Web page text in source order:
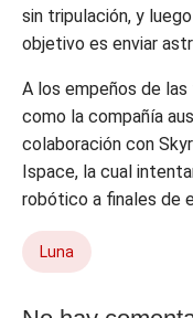
sin tripulación, y
objetivo es enviar
A los empeños de las
como la compañía
colaboración con
Ispace, la cual
robótico a finales de
Luna